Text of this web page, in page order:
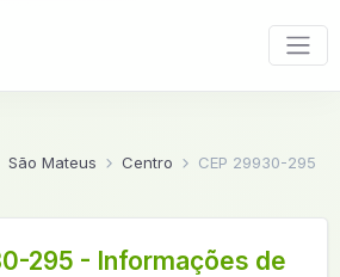
São Mateus Centro CEP 29930-295
295 - Informações de